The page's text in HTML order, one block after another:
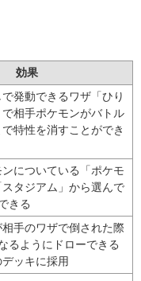
効果
発動できるワザ「ひり
相手ポケモンがバトル
特性を消すことができ
についている「ポケモ
タジアム」から選んで
きる
手のワザで倒された際
るようにドローできる
ッキに採用